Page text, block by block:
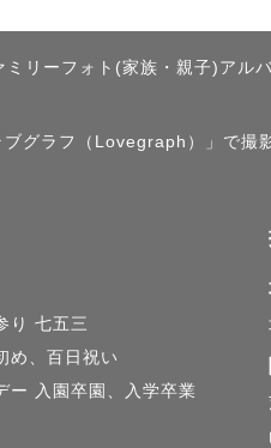
申請は基本
いいたします
ミリーフォト(家族・親子)アル
ブグラフ（Lovegraph）」で
り 七五三
め、百日祝い
ー
入園卒園、入学卒業